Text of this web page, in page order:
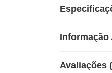
Informação
Avaliações